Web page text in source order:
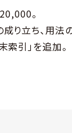
。
り立ち、用法
索引」を追加。